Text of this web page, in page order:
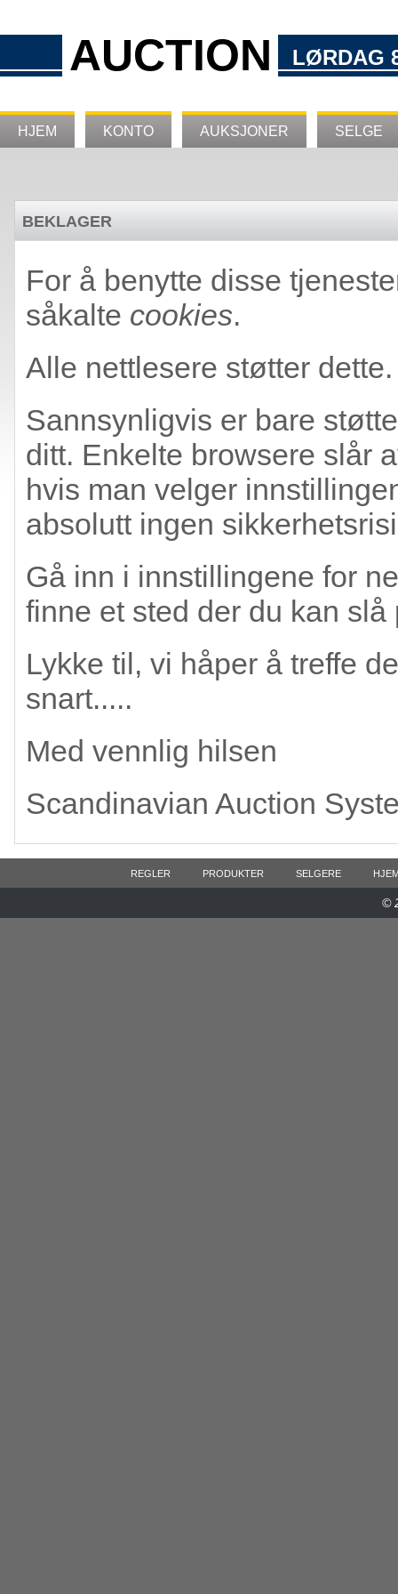
AUCTION LØRDAG
HJEM KONTO AUKSJONER SELGE
BEKLAGER
For å benytte disse
såkalte cookies.
Alle nettlesere støtter dette.
Sannsynligvis er bare
ditt. Enkelte browsere slår
hvis man velger
absolutt ingen
Gå inn i innstillingene for
finne et sted der du kan
Lykke til, vi håper å treffe
snart.....
Med vennlig hilsen
Scandinavian Auction
REGLER PRODUKTER SELGERE
©